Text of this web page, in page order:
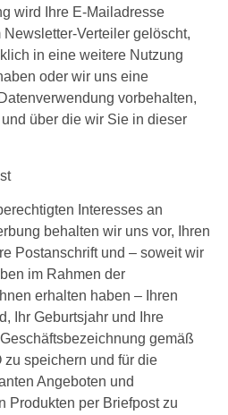
wird Ihre E-Mailadresse
Verteiler gelöscht,
in eine weitere Nutzung
oder wir uns eine
vorbehalten,
über die wir Sie in dieser
Interesses an
behalten wir uns vor, Ihren
Postanschrift und – soweit wir
im Rahmen der
erhalten haben – Ihren
Ihr Geburtsjahr und Ihre
gemäß
zu speichern und für die
Angeboten und
Produkten per Briefpost zu